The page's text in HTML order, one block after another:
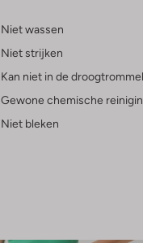
Niet wassen
Niet strijken
Kan niet in de droogtrommel
Gewone chemische
Niet bleken